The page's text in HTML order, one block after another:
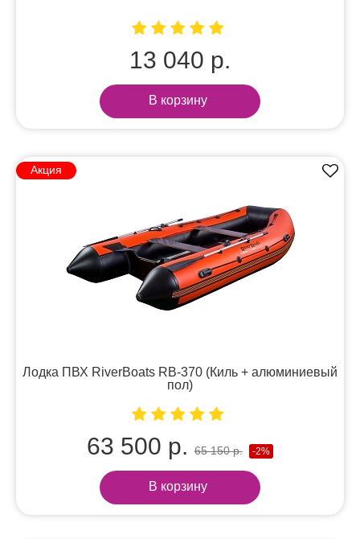
13 040 р.
В корзину
Акция
Лодка ПВХ RiverBoats RB-370 (Киль + алюминиевый
пол)
63 500 р. 65 150 р. -2%
В корзину